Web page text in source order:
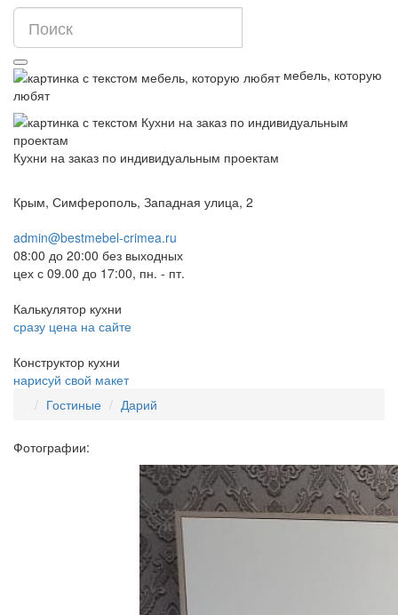
мебель, которую
любят
Кухни на заказ по индивидуальным проектам
Крым, Симферополь, Западная улица, 2
admin@bestmebel-crimea.ru
08:00 до 20:00 без выходных
цех с 09.00 до 17:00, пн. - пт.
Калькулятор кухни
сразу цена на сайте
Конструктор кухни
нарисуй свой макет
Гостиные
Дарий
Фотографии: